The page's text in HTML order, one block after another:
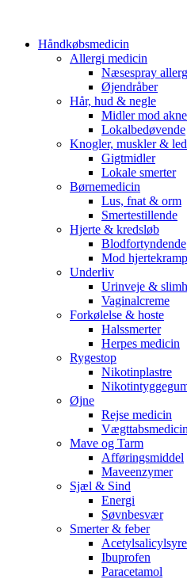
Håndkøbsmedicin
Allergi medicin
Næsespray
Øjendråber
Hår, hud & negle
Midler mod akne
Lokalbedøvende
Knogler, muskler & led
Gigtmidler
Lokale smerter
Børnemedicin
Lus, fnat & orm
Smertestillende
Hjerte & kredsløb
Blodfortyndende
Mod
Underliv
Urinveje &
Vaginalcreme
Forkølelse & hoste
Halssmerter
Herpes medicin
Rygestop
Nikotinplastre
Øjne
Rejse medicin
Vægttabsmedicin
Mave og Tarm
Afføringsmiddel
Maveenzymer
Sjæl & Sind
Energi
Søvnbesvær
Smerter & feber
Acetylsalicylsyre
Ibuprofen
Paracetamol